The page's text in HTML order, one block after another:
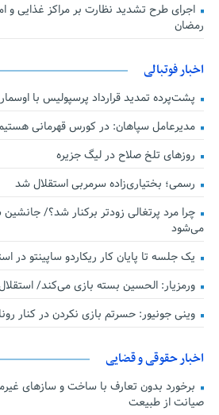
اجرای طرح تشدید نظارت بر مراکز غذایی و
رمضان
اخبار فوتبالی
پشت‌پرده تمدید قرارداد پرسپولیس با
مدیرعامل سپاهان: در کورس قهرمانی
روزهای تلخ صلاح در لیگ جزیره
رسمی؛ بختیاری‌زاده سرمربی استقلال شد
چرا مرد پرتغالی زودتر برکنار شد؟/ جانشین
می‌شود
یک جلسه تا پایان کار ریکاردو ساپینتو در
ورمزیار: الحسین بسته بازی می‌کند/
وینی جونیور: حسرتم بازی نکردن در کنار
اخبار حقوقی و قضایی
برخورد بدون تعارف با ساخت‌ و سازهای
صیانت از طبیعت